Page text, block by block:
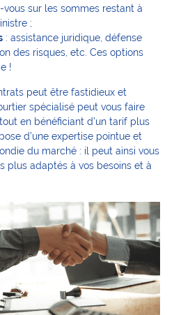
vous sur les sommes restant à
;
: assistance juridique, défense
des risques, etc. Ces options
!
peut être fastidieux et
spécialisé peut vous faire
en bénéficiant d’un tarif plus
d’une expertise pointue et
du marché : il peut ainsi vous
plus adaptés à vos besoins et à